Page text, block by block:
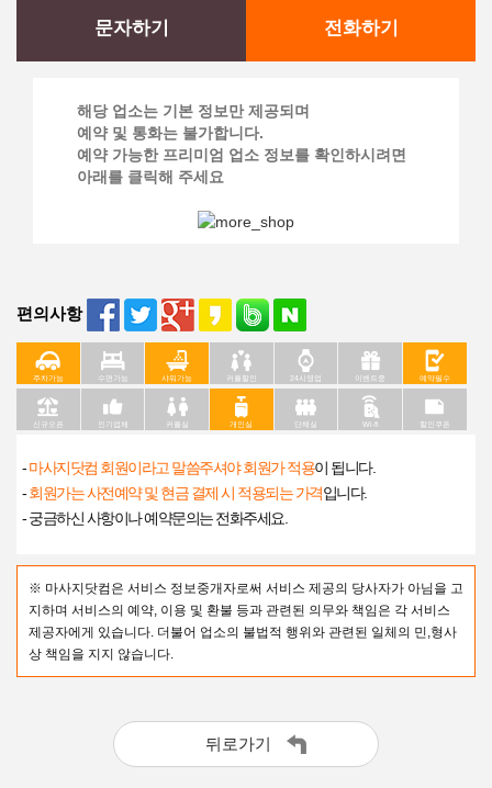
문자하기 전화하기
해당 업소는 기본 정보만 제공되며
예약 및 통화는 불가합니다.
예약 가능한 프리미엄 업소 정보를 확인하시려면
아래를 클릭해 주세요
편의사항
주차가능 수면가능 샤워가능 커플할인 24시영업 이벤트중 예약필수
신규오픈 인기업체 커플실 개인실 단체실 Wi-fi 할인쿠폰
-마사지닷컴 회원이라고 말씀주셔야 회원가 적용이 됩니다.
-회원가는 사전예약 및 현금 결제 시 적용되는 가격입니다.
- 궁금하신 사항이나 예약문의는 전화주세요.
※ 마사지닷컴은 서비스 정보중개자로써 서비스 제공의 당사자가 아님을 고
지하며 서비스의 예약, 이용 및 환불 등과 관련된 의무와 책임은 각 서비스
제공자에게 있습니다. 더불어 업소의 불법적 행위와 관련된 일체의 민,형사
상 책임을 지지 않습니다.
뒤로가기